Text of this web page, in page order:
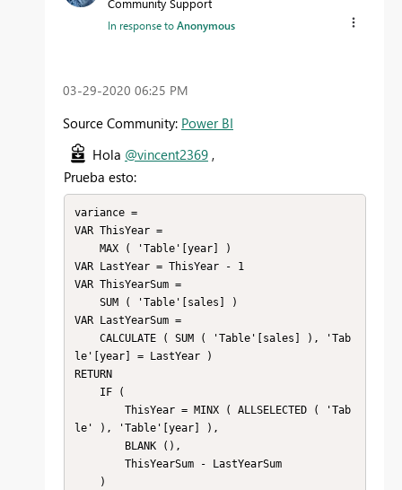
Community Support
In response toAnonymous
‎03-29-2020 06:25 PM
Source Community: Power BI
Hola @vincent2369 ,
Prueba esto:
variance =
VAR ThisYear =
VAR LastYear = ThisYear - 1
VAR ThisYearSum =
VAR LastYearSum =
le'[year] = LastYear )
RETURN
le' ), 'Table'[year] ),
    )